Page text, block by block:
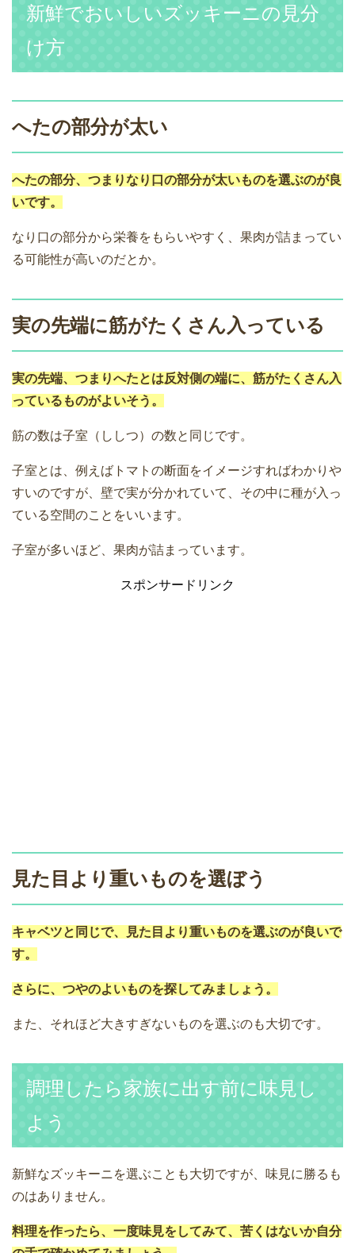
新鮮でおいしいズッキーニの見分
け方
へたの部分が太い
へたの部分、つまりなり口の部分が太いものを選ぶのが良
いです。
なり口の部分から栄養をもらいやすく、果肉が詰まってい
る可能性が高いのだとか。
実の先端に筋がたくさん入っている
実の先端、つまりへたとは反対側の端に、筋がたくさん入
っているものがよいそう。
筋の数は子室（ししつ）の数と同じです。
子室とは、例えばトマトの断面をイメージすればわかりや
すいのですが、壁で実が分かれていて、その中に種が入っ
ている空間のことをいいます。
子室が多いほど、果肉が詰まっています。
スポンサードリンク
見た目より重いものを選ぼう
キャベツと同じで、見た目より重いものを選ぶのが良いで
す。
さらに、つやのよいものを探してみましょう。
また、それほど大きすぎないものを選ぶのも大切です。
調理したら家族に出す前に味見し
よう
新鮮なズッキーニを選ぶことも大切ですが、味見に勝るも
のはありません。
料理を作ったら、一度味見をしてみて、苦くはないか自分